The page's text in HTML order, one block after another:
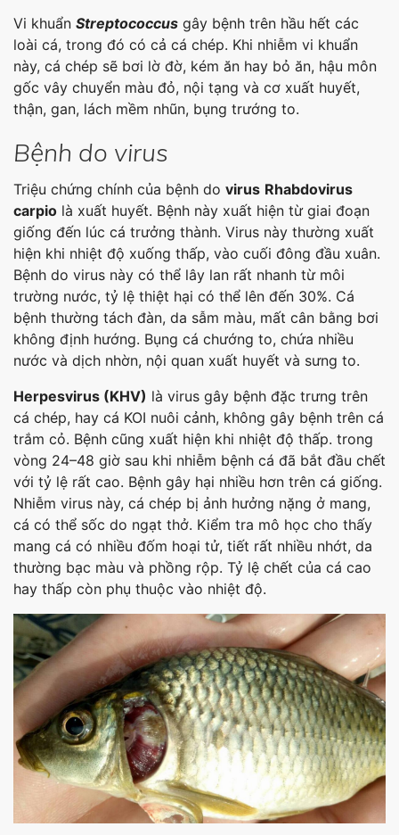
Vi khuẩn Streptococcus gây bệnh trên hầu hết các
loài cá, trong đó có cả cá chép. Khi nhiễm vi khuẩn
này, cá chép sẽ bơi lờ đờ, kém ăn hay bỏ ăn, hậu môn
gốc vây chuyển màu đỏ, nội tạng và cơ xuất huyết,
thận, gan, lách mềm nhũn, bụng trướng to.
Bệnh do virus
Triệu chứng chính của bệnh do virus Rhabdovirus
carpio là xuất huyết. Bệnh này xuất hiện từ giai đoạn
giống đến lúc cá trưởng thành. Virus này thường xuất
hiện khi nhiệt độ xuống thấp, vào cuối đông đầu xuân.
Bệnh do virus này có thể lây lan rất nhanh từ môi
trường nước, tỷ lệ thiệt hại có thể lên đến 30%. Cá
bệnh thường tách đàn, da sẫm màu, mất cân bằng bơi
không định hướng. Bụng cá chướng to, chứa nhiều
nước và dịch nhờn, nội quan xuất huyết và sưng to.
Herpesvirus (KHV) là virus gây bệnh đặc trưng trên
cá chép, hay cá KOI nuôi cảnh, không gây bệnh trên cá
trắm cỏ. Bệnh cũng xuất hiện khi nhiệt độ thấp. trong
vòng 24–48 giờ sau khi nhiễm bệnh cá đã bắt đầu chết
với tỷ lệ rất cao. Bệnh gây hại nhiều hơn trên cá giống.
Nhiễm virus này, cá chép bị ảnh hưởng nặng ở mang,
cá có thể sốc do ngạt thở. Kiểm tra mô học cho thấy
mang cá có nhiều đốm hoại tử, tiết rất nhiều nhớt, da
thường bạc màu và phồng rộp. Tỷ lệ chết của cá cao
hay thấp còn phụ thuộc vào nhiệt độ.